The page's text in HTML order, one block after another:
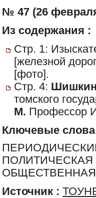
№ 47 (26
Из содержания :
Стр. 1:
[железной
[фото].
Стр. 4:
томского
М. Профессор
Ключевые слова
Источник :